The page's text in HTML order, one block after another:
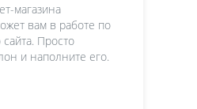
магазина
вам в работе по
Просто
и наполните его.